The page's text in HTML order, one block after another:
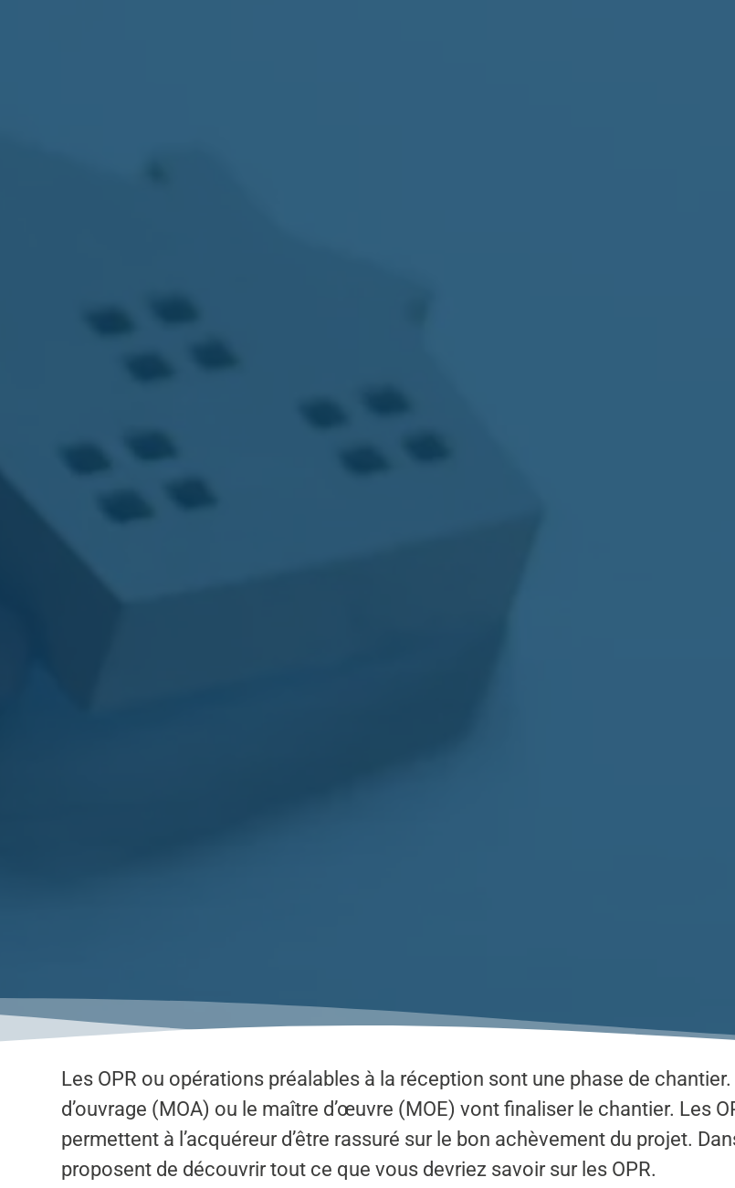
Les OPR ou opérations préalables à la réception sont une phase de
d’ouvrage (MOA) ou le maître d’œuvre (MOE) vont finaliser le chantier. Les
permettent à l’acquéreur d’être rassuré sur le bon achèvement du projet.
proposent de découvrir tout ce que vous devriez savoir sur les OPR.